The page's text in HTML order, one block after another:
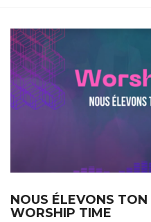
NOUS ÉLEVONS
WORSHIP TIME